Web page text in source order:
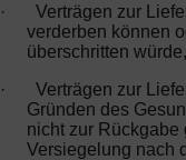
·
Verträgen zur
verderben können
überschritten würde,
·
Verträgen zur
Gründen des
nicht zur Rückgabe
Versiegelung nach